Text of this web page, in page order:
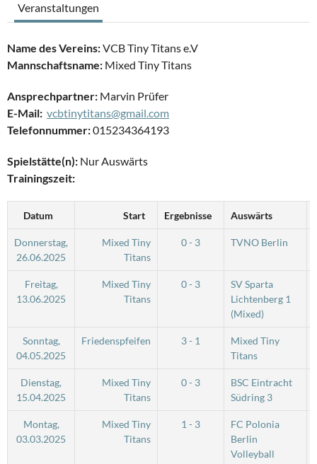
Veranstaltungen
Name des Vereins:VCB Tiny Titans e.V
Mannschaftsname: Mixed Tiny Titans
Ansprechpartner: Marvin Prüfer
E-Mail: vcbtinytitans@gmail.com
Telefonnummer:015234364193
Spielstätte(n): Nur Auswärts
Trainingszeit:
Datum Start Ergebnisse Auswärts
Donnerstag,
26.06.2025
Mixed Tiny
Titans
0 - 3 TVNO Berlin
Freitag,
13.06.2025
Mixed Tiny
Titans
0 - 3
SV Sparta
Lichtenberg 1
(Mixed)
Sonntag,
04.05.2025
Friedenspfeifen 3 - 1
Mixed Tiny
Titans
Dienstag,
15.04.2025
Mixed Tiny
Titans
0 - 3
BSC Eintracht
Südring 3
Montag,
03.03.2025
Mixed Tiny
Titans
1 - 3
FC Polonia
Berlin
Volleyball